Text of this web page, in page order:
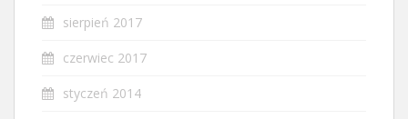
sierpień 2017
czerwiec 2017
styczeń 2014